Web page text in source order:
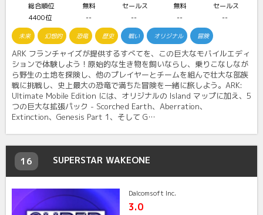
総合順位
4400位
無料
--
セールス
--
無料
--
セールス
--
未来 幻想的 恐竜 歴史 戦い オリジナル 冒険
ARK フランチャイズが提供するすべてを、この巨大なモバイルエディ
ションで体験しよう！原始的な生き物を飼いならし、乗りこなしなが
ら野生の土地を探険し、他のプレイヤーとチームを組んで壮大な部族
戦に挑戦し、史上最大の恐竜で満ちた冒険を一緒に旅しよう。ARK:
Ultimate Mobile Edition には、オリジナルの Island マップに加え、5
つの巨大な拡張パック - Scorched Earth、Aberration、
Extinction、Genesis Part 1、そして G…
16 SUPERSTAR WAKEONE
Dalcomsoft Inc.
3.0